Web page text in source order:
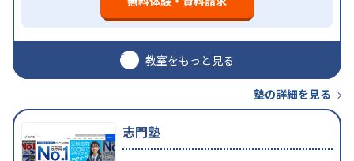
教室をもっと見る
塾の詳細を見る
志門塾